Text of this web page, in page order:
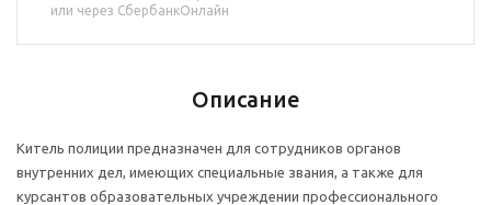
или через СбербанкОнлайн
Описание
Китель полиции предназначен для сотрудников органов
внутренних дел, имеющих специальные звания, а также для
курсантов образовательных учреждении профессионального